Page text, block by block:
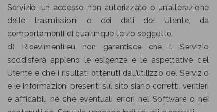
Servizio, un accesso non autorizzato o un’alterazione
delle trasmissioni o dei dati del Utente, da
comportamenti di qualunque terzo soggetto.
d) Ricevimenti.eu non garantisce che il Servizio
soddisferà appieno le esigenze e le aspettative del
Utente e che i risultati ottenuti dall’utilizzo del Servizio
e le informazioni presenti sul sito siano corretti, veritieri
e affidabili né che eventuali errori nel Software o nei